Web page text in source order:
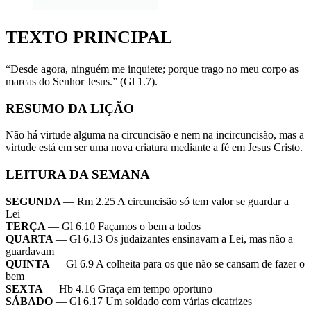
TEXTO PRINCIPAL
“Desde agora, ninguém me inquiete; porque trago no meu corpo as
marcas do Senhor Jesus.” (Gl 1.7).
RESUMO DA LIÇÃO
Não há virtude alguma na circuncisão e nem na incircuncisão, mas a
virtude está em ser uma nova criatura mediante a fé em Jesus Cristo.
LEITURA DA SEMANA
SEGUNDA — Rm 2.25 A circuncisão só tem valor se guardar a
Lei
TERÇA — Gl 6.10 Façamos o bem a todos
QUARTA — Gl 6.13 Os judaizantes ensinavam a Lei, mas não a
guardavam
QUINTA — Gl 6.9 A colheita para os que não se cansam de fazer o
bem
SEXTA — Hb 4.16 Graça em tempo oportuno
SÁBADO — Gl 6.17 Um soldado com várias cicatrizes